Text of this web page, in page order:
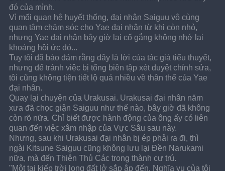
đó của mình.
Vì mối quan hệ huyết thống, đại nhân Saiguu vô cùng
quan tâm chăm sóc cho Yae đại nhân từ khi còn nhỏ,
nhưng Yae đại nhân bây giờ lại cố gắng không nhớ lại
khoảng hồi ức đó...
Tuy tôi đã bảo đảm rằng đây là lời của tác giả tiểu thuyết,
nhưng để tránh việc bị tổng biên tập xét duyệt chỉnh sửa,
tôi cũng không tiện tiết lộ quá nhiều về thân thế của Yae
đại nhân.
Quay lại chuyện của Urakusai. Urakusai đại nhân năm
xưa đã chọc giận Saiguu như thế nào, bây giờ đã không
còn rõ nữa. Chỉ biết được hành động của ông ấy có liên
quan đến việc xâm nhập của Vực Sâu sau này.
Nhưng, sau khi Urakusai đại nhân bị ép phải ra đi, thì
ngài Kitsune Saiguu cũng không lưu lại Đền Narukami
nữa, mà đến Thiên Thủ Các trong thành cư trú.
"Một tai kiếp trời long đất lở sắp ập đến. Nghĩa vụ của tôi